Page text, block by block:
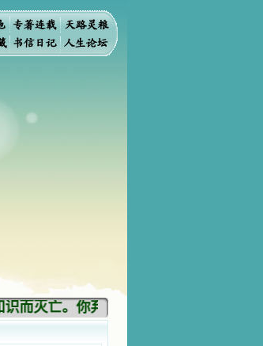
灭亡。你弃掉知识，我也必弃掉你，使